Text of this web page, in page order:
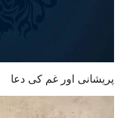
پریشانی اور غم کی دعا